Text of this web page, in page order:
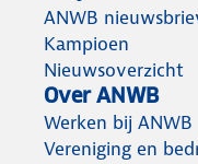
ANWB
Kampioen
Nieuwsoverzicht
Over ANWB
Werken bij ANWB
Vereniging en